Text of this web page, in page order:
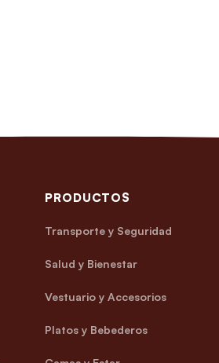
PRODUCTOS
Transporte y Seguridad
Salud y Bienestar
Vestuario y Accesorios
Platos y Bebederos